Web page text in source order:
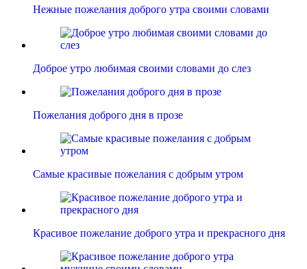
Нежные пожелания доброго утра своими словами
Доброе утро любимая своими словами до слез
Пожелания доброго дня в прозе
Самые красивые пожелания с добрым утром
Красивое пожелание доброго утра и прекрасного дня